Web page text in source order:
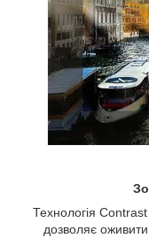
Технологія
дозволяє